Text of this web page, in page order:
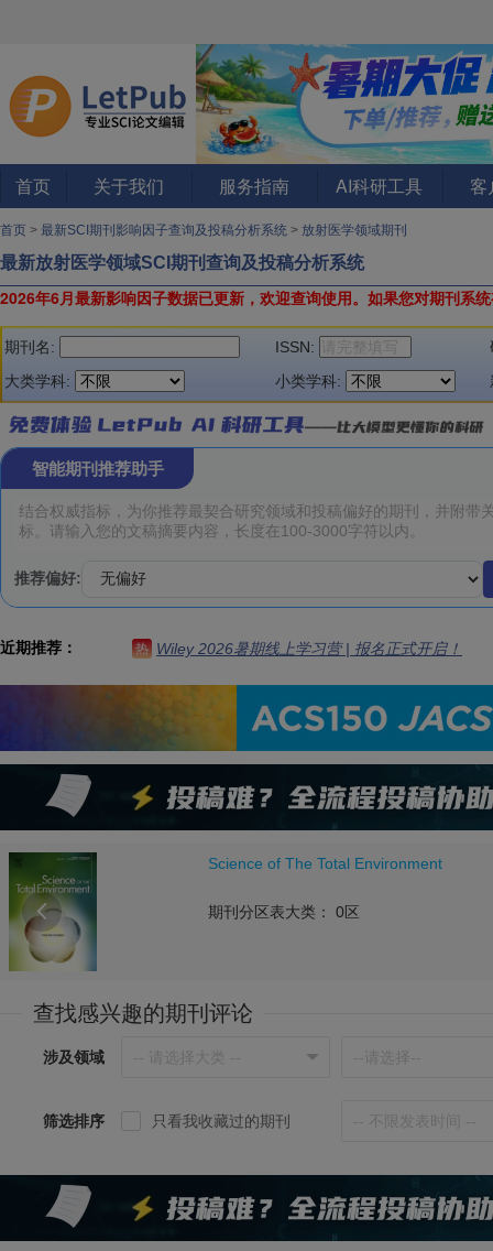
首页 关于我们 服务指南 AI科研工具 客
首页 > 最新SCI期刊影响因子查询及投稿分析系统 > 放射医学领域期刊
最新放射医学领域SCI期刊查询及投稿分析系统
2026年6月最新影响因子数据已更新，欢迎查询使用。 如果您对期刊系
期刊名: ISSN:
大类学科:
小类学科:
智能期刊推荐助手
推荐偏好:
近期推荐： 热 Wiley 2026暑期线上学习营 | 报名正式开启！
Science of The Total Environment
期刊分区表大类： 0区

查找感兴趣的期刊评论
涉及领域
筛选排序 只看我收藏过的期刊